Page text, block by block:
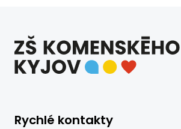
Rychlé kontakty